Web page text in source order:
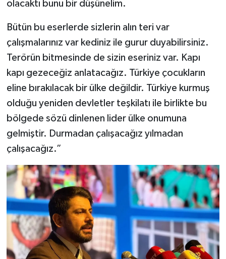
olacaktı bunu bir düşünelim.
Bütün bu eserlerde sizlerin alın teri var
çalışmalarınız var kediniz ile gurur duyabilirsiniz.
Terörün bitmesinde de sizin eseriniz var. Kapı
kapı gezeceğiz anlatacağız. Türkiye çocukların
eline bırakılacak bir ülke değildir. Türkiye kurmuş
olduğu yeniden devletler teşkilatı ile birlikte bu
bölgede sözü dinlenen lider ülke onumuna
gelmiştir. Durmadan çalışacağız yılmadan
çalışacağız.”